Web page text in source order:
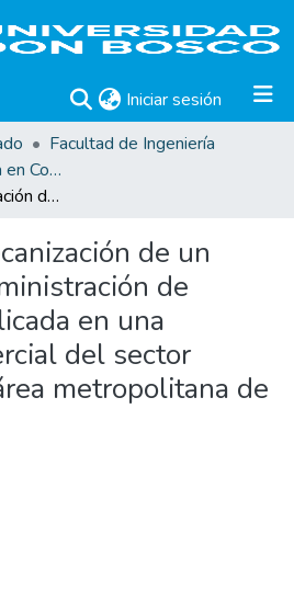
Iniciar sesión (current)
Facultad de Ingeniería
Técnico en Ingeniería en Computación. Trabajos de Graduación.
Modelo de mecanización de un sistema de administración de inventarios aplicada en una empresa comercial del sector privado en el área metropolitana de San Salvador.
de un
de
en una
del sector
metropolitana de